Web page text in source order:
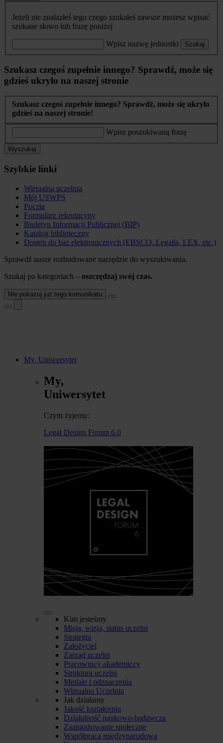
Jeżeli nie znalazłeś tego czego szukałeś zawsze możesz wpisać
szukane słowo lub frazę poniżej
Wpisz nazwę jednostki Szukaj
Szukasz czegoś zupełnie innego? Sprawdź, może się
gdzieś ukryło na naszej stronie
Szukasz czegoś zupełnie innego? Sprawdź, może się ukryło
gdzieś na naszej stronie!
Wpisz poszukiwaną frazę
Wyszukaj
Szybkie linki
Wirtualna uczelnia
Mój USWPS
Poczta
Formularz rekrutacyny
Biuletyn Informacji Publicznej (BIP)
Katalog biblioteczny
Dostęp do baz elektronicznych (EBSCO, Legalis, LEX, etc.)
Sprawdź nasze rozbudowane narzędzie do wyszukiwania.
Szukaj po kategoriach – oszczędzaj swój czas.
Nie pokazuj już tego komunikatu
My, Uniwersytet
My,
Uniwersytet
Czym żyjemy:
Legal Design Forum 6.0
Kim jesteśmy
Misja, wizja, status uczelni
Strategia
Założyciel
Zarząd uczelni
Pracownicy akademiccy
Struktura uczelni
Medale i odznaczenia
Wirtualna Uczelnia
Jak działamy
Jakość kształcenia
Działalność naukowo-badawcza
Zaangażowanie społeczne
Współpraca międzynarodowa